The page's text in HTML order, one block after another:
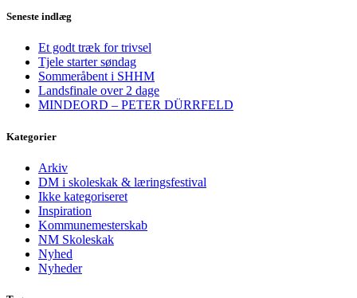
Seneste indlæg
Et godt træk for trivsel
Tjele starter søndag
Sommeråbent i SHHM
Landsfinale over 2 dage
MINDEORD – PETER DÜRRFELD
Kategorier
Arkiv
DM i skoleskak & læringsfestival
Ikke kategoriseret
Inspiration
Kommunemesterskab
NM Skoleskak
Nyhed
Nyheder